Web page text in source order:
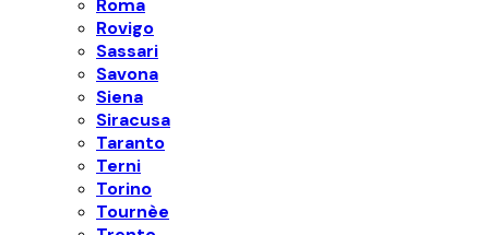
Roma
Rovigo
Sassari
Savona
Siena
Siracusa
Taranto
Terni
Torino
Tournèe